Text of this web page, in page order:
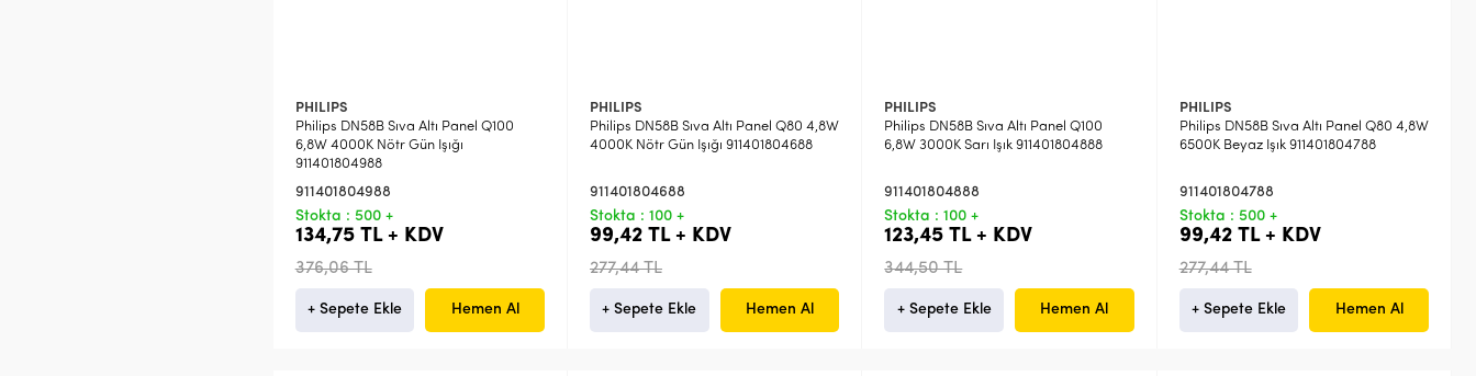
PHILIPS
Philips DN58B Sıva Altı Panel Q100
6,8W 4000K Nötr Gün Işığı
911401804988
911401804988
Stokta : 500 +
134,75 TL + KDV
376,06 TL
+ Sepete Ekle Hemen Al
PHILIPS
Philips DN58B Sıva Altı Panel Q80 4,8W
4000K Nötr Gün Işığı 911401804688
911401804688
Stokta : 100 +
99,42 TL + KDV
277,44 TL
+ Sepete Ekle Hemen Al
PHILIPS
Philips DN58B Sıva Altı Panel Q100
6,8W 3000K Sarı Işık 911401804888
911401804888
Stokta : 100 +
123,45 TL + KDV
344,50 TL
+ Sepete Ekle Hemen Al
PHILIPS
Philips DN58B Sıva Altı Panel Q80 4,8W
6500K Beyaz Işık 911401804788
911401804788
Stokta : 500 +
99,42 TL + KDV
277,44 TL
+ Sepete Ekle Hemen Al